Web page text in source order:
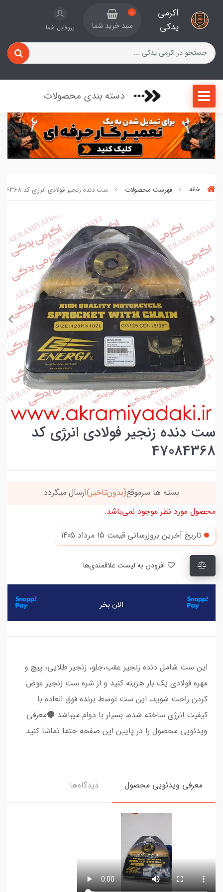
اکرمی
یدکی
0
سبد خرید شما پروفایل شما
دسته بندی محصولات
خانه فهرست محصولات ست دنده زنجیر فولادی انرژی کد 47084368
ست دنده زنجیر فولادی انرژی کد
47084368
بسته ها سرموقع(بدون‌تاخیر)ارسال میگردد
محصول مورد نظر موجود نمی‌باشد.
تاریخ آخرین بروزرسانی قیمت 15 مرداد 1405
این ست شامل دنده زنجیر عقب،جلو، زنجیر طلایی، پیچ و
مهره فولادی.یک بار هزینه کنید و از شره ست زنجیر عوض
کردن راحت شوید، این ست توسط برنده فوق العاده با
کیفیت انرژی ساخته شده، بسیار با دوام میباشد.🔴معرفی
ویدئویی محصول را در پایین این صفحه حتما تماشا کنید
معرفی ویدئویی محصول دیدگاه‌ها